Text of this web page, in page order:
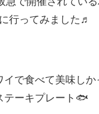
行ってみました♬
イで食べて美味し
テーキプレート🐟